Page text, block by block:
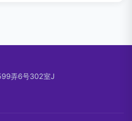
弄6号302室J